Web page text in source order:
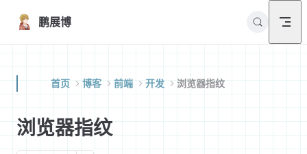
Skip to content
鹏展博
首页 博客 前端 开发 浏览器指纹
浏览器指纹